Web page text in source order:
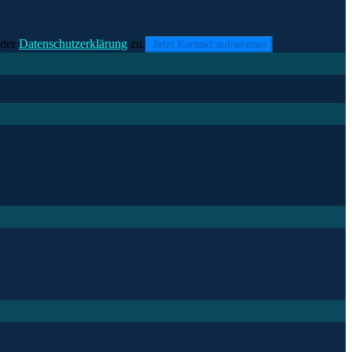
Datenschutzerklärung zu. Jetzt Kontakt aufnehmen